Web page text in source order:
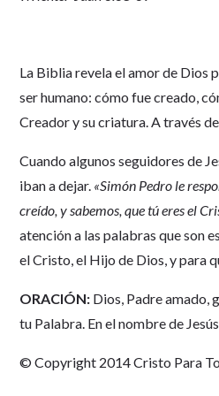
La Biblia revela el amor de Dios
ser humano: cómo fue creado,
Creador y su criatura. A través
Cuando algunos seguidores de
iban a dejar. «Simón Pedro le
creído, y sabemos, que tú eres el
atención a las palabras que son
el Cristo, el Hijo de Dios, y para
ORACIÓN: Dios, Padre amado,
tu Palabra. En el nombre de
© Copyright 2014 Cristo Para